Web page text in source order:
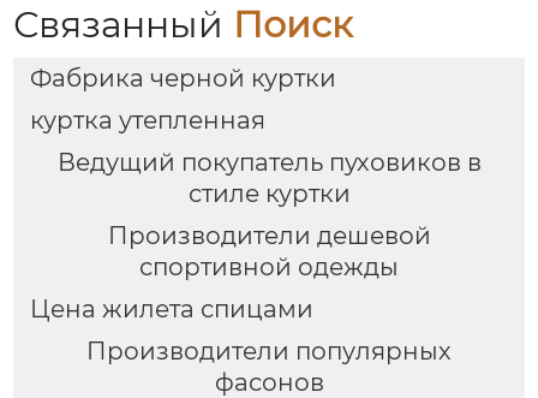
Связанный Поиск
Фабрика черной куртки
куртка утепленная
Ведущий покупатель пуховиков в
стиле куртки
Производители дешевой
спортивной одежды
Цена жилета спицами
Производители популярных
фасонов